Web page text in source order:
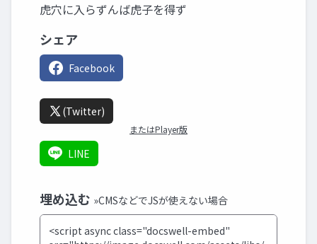
虎穴に入らずんば虎子を得ず
シェア
Facebook
(Twitter)
またはPlayer版
LINE
埋め込む »CMSなどでJSが使えない場合